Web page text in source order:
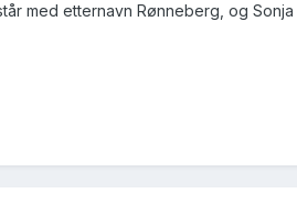
med etternavn Rønneberg, og